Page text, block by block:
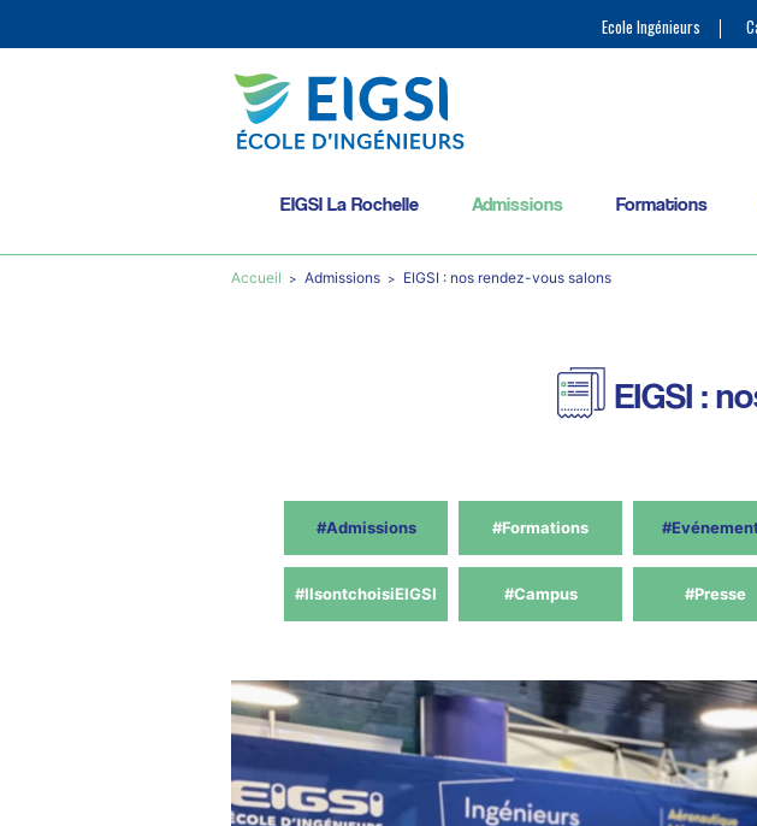
Ecole Ingénieurs
EIGSI La Rochelle Admissions Formations
Accueil Admissions EIGSI : nos rendez-vous salons
EIGSI :
#Admissions #Formations
#IlsontchoisiEIGSI #Campus #Presse